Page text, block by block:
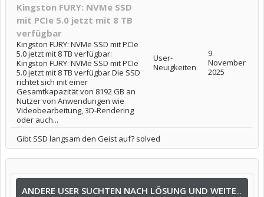
Kingston FURY: NVMe SSD
mit PCIe 5.0 jetzt mit 8 TB
verfügbar
Kingston FURY: NVMe SSD mit PCIe
5.0 jetzt mit 8 TB verfügbar:
Kingston FURY: NVMe SSD mit PCIe
5.0 jetzt mit 8 TB verfügbar Die SSD
richtet sich mit einer
Gesamtkapazität von 8192 GB an
Nutzer von Anwendungen wie
Videobearbeitung, 3D-Rendering
oder auch...
User-
Neuigkeiten
9.
November
2025
Gibt SSD langsam den Geist auf? solved
ANDERE USER SUCHTEN NACH LÖSUNG UND WEITEREN INFOS NACH: